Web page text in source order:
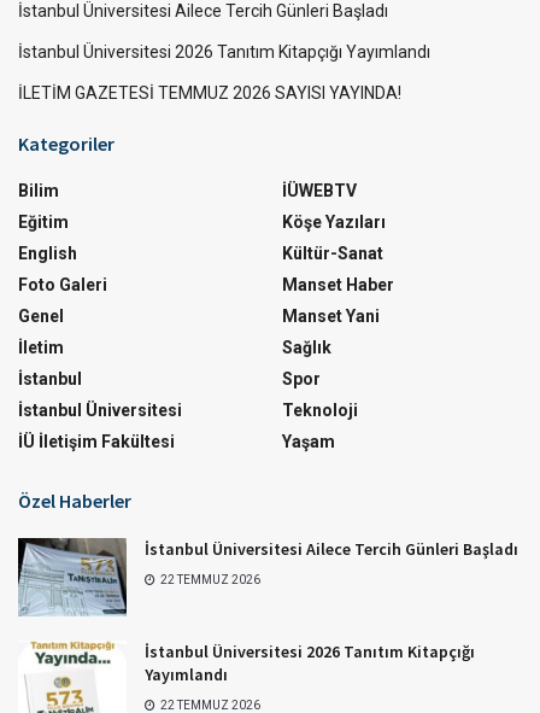
İstanbul Üniversitesi Ailece Tercih Günleri Başladı
İstanbul Üniversitesi 2026 Tanıtım Kitapçığı Yayımlandı
İLETİM GAZETESİ TEMMUZ 2026 SAYISI YAYINDA!
Kategoriler
Bilim
Eğitim
English
Foto Galeri
Genel
İletim
İstanbul
İstanbul Üniversitesi
İÜ İletişim Fakültesi
İÜWEBTV
Köşe Yazıları
Kültür-Sanat
Manset Haber
Manset Yani
Sağlık
Spor
Teknoloji
Yaşam
Özel Haberler
İstanbul Üniversitesi Ailece Tercih Günleri Başladı
22 TEMMUZ 2026
İstanbul Üniversitesi 2026 Tanıtım Kitapçığı
Yayımlandı
22 TEMMUZ 2026